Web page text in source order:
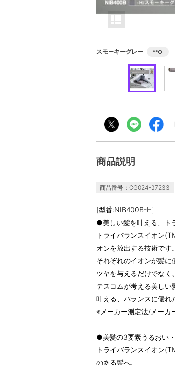
スモーキーグレー **○
商品説明
商品番号：CG024-37233
[型番:NIB400B-H]
●美しい髪を叶える、ト
トライバランスイオン
オンを放出する技術です。
それぞれのイオンが髪に
ツヤを与えるだけでなく
テスコムが考える美し
叶える、バランスに優れ
※メーカー測定法/メーカ
●美髪の3要素うるおい
トライバランスイオン
のある髪へ。